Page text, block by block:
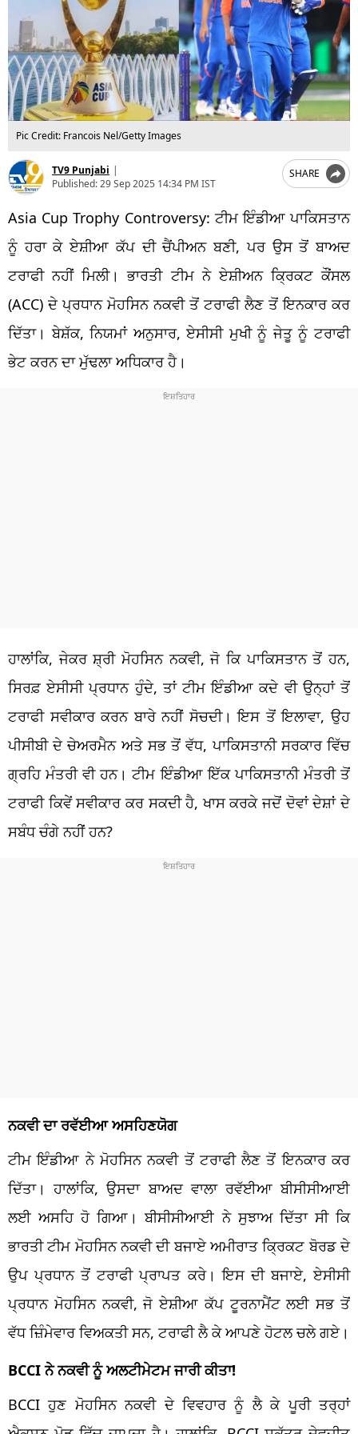
Pic Credit: Francois Nel/Getty Images
TV9 Punjabi |
Published:29 Sep 2025 14:34 PM IST
SHARE
Asia Cup Trophy Controversy: ਟੀਮ ਇੰਡੀਆ ਪਾਕਿਸਤਾਨ
ਨੂੰ ਹਰਾ ਕੇ ਏਸ਼ੀਆ ਕੱਪ ਦੀ ਚੈਂਪੀਅਨ ਬਣੀ, ਪਰ ਉਸ ਤੋਂ ਬਾਅਦ
ਟਰਾਫੀ ਨਹੀਂ ਮਿਲੀ। ਭਾਰਤੀ ਟੀਮ ਨੇ ਏਸ਼ੀਅਨ ਕ੍ਰਿਕਟ ਕੌਂਸਲ
(ACC) ਦੇ ਪ੍ਰਧਾਨ ਮੋਹਸਿਨ ਨਕਵੀ ਤੋਂ ਟਰਾਫੀ ਲੈਣ ਤੋਂ ਇਨਕਾਰ ਕਰ
ਦਿੱਤਾ। ਬੇਸ਼ੱਕ, ਨਿਯਮਾਂ ਅਨੁਸਾਰ, ਏਸੀਸੀ ਮੁਖੀ ਨੂੰ ਜੇਤੂ ਨੂੰ ਟਰਾਫੀ
ਭੇਟ ਕਰਨ ਦਾ ਮੁੱਢਲਾ ਅਧਿਕਾਰ ਹੈ।
ਹਾਲਾਂਕਿ, ਜੇਕਰ ਸ਼੍ਰੀ ਮੋਹਸਿਨ ਨਕਵੀ, ਜੋ ਕਿ ਪਾਕਿਸਤਾਨ ਤੋਂ ਹਨ,
ਸਿਰਫ਼ ਏਸੀਸੀ ਪ੍ਰਧਾਨ ਹੁੰਦੇ, ਤਾਂ ਟੀਮ ਇੰਡੀਆ ਕਦੇ ਵੀ ਉਨ੍ਹਾਂ ਤੋਂ
ਟਰਾਫੀ ਸਵੀਕਾਰ ਕਰਨ ਬਾਰੇ ਨਹੀਂ ਸੋਚਦੀ। ਇਸ ਤੋਂ ਇਲਾਵਾ, ਉਹ
ਪੀਸੀਬੀ ਦੇ ਚੇਅਰਮੈਨ ਅਤੇ ਸਭ ਤੋਂ ਵੱਧ, ਪਾਕਿਸਤਾਨੀ ਸਰਕਾਰ ਵਿੱਚ
ਗ੍ਰਹਿ ਮੰਤਰੀ ਵੀ ਹਨ। ਟੀਮ ਇੰਡੀਆ ਇੱਕ ਪਾਕਿਸਤਾਨੀ ਮੰਤਰੀ ਤੋਂ
ਟਰਾਫੀ ਕਿਵੇਂ ਸਵੀਕਾਰ ਕਰ ਸਕਦੀ ਹੈ, ਖਾਸ ਕਰਕੇ ਜਦੋਂ ਦੋਵਾਂ ਦੇਸ਼ਾਂ ਦੇ
ਸਬੰਧ ਚੰਗੇ ਨਹੀਂ ਹਨ?
ਨਕਵੀ ਦਾ ਰਵੱਈਆ ਅਸਹਿਣਯੋਗ
ਟੀਮ ਇੰਡੀਆ ਨੇ ਮੋਹਸਿਨ ਨਕਵੀ ਤੋਂ ਟਰਾਫੀ ਲੈਣ ਤੋਂ ਇਨਕਾਰ ਕਰ
ਦਿੱਤਾ। ਹਾਲਾਂਕਿ, ਉਸਦਾ ਬਾਅਦ ਵਾਲਾ ਰਵੱਈਆ ਬੀਸੀਸੀਆਈ
ਲਈ ਅਸਹਿ ਹੋ ਗਿਆ। ਬੀਸੀਸੀਆਈ ਨੇ ਸੁਝਾਅ ਦਿੱਤਾ ਸੀ ਕਿ
ਭਾਰਤੀ ਟੀਮ ਮੋਹਸਿਨ ਨਕਵੀ ਦੀ ਬਜਾਏ ਅਮੀਰਾਤ ਕ੍ਰਿਕਟ ਬੋਰਡ ਦੇ
ਉਪ ਪ੍ਰਧਾਨ ਤੋਂ ਟਰਾਫੀ ਪ੍ਰਾਪਤ ਕਰੇ। ਇਸ ਦੀ ਬਜਾਏ, ਏਸੀਸੀ
ਪ੍ਰਧਾਨ ਮੋਹਸਿਨ ਨਕਵੀ, ਜੋ ਏਸ਼ੀਆ ਕੱਪ ਟੂਰਨਾਮੈਂਟ ਲਈ ਸਭ ਤੋਂ
ਵੱਧ ਜ਼ਿੰਮੇਵਾਰ ਵਿਅਕਤੀ ਸਨ, ਟਰਾਫੀ ਲੈ ਕੇ ਆਪਣੇ ਹੋਟਲ ਚਲੇ ਗਏ।
BCCI ਨੇ ਨਕਵੀ ਨੂੰ ਅਲਟੀਮੇਟਮ ਜਾਰੀ ਕੀਤਾ!
BCCI ਹੁਣ ਮੋਹਸਿਨ ਨਕਵੀ ਦੇ ਵਿਵਹਾਰ ਨੂੰ ਲੈ ਕੇ ਪੂਰੀ ਤਰ੍ਹਾਂ